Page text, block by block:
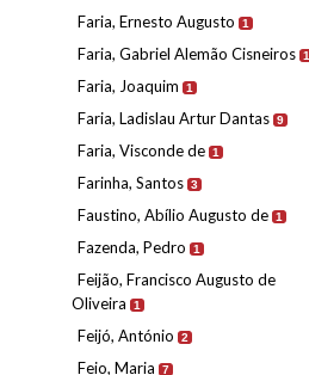
Faria, Ernesto Augusto 1
Faria, Gabriel Alemão Cisneiros 1
Faria, Joaquim 1
Faria, Ladislau Artur Dantas 9
Faria, Visconde de 1
Farinha, Santos 3
Faustino, Abílio Augusto de 1
Fazenda, Pedro 1
Feijão, Francisco Augusto de
Oliveira
1
Feijó, António 2
Feio, Maria 7